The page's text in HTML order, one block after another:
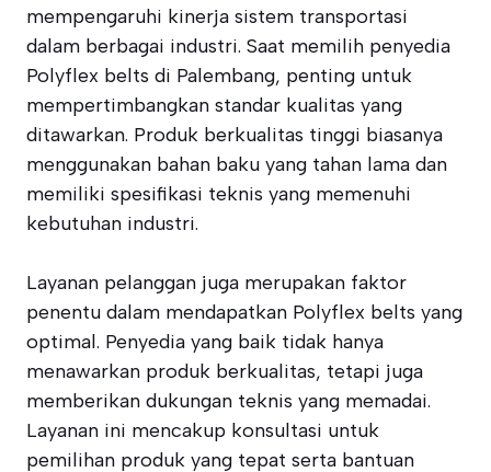
mempengaruhi kinerja sistem transportasi
dalam berbagai industri. Saat memilih penyedia
Polyflex belts di Palembang, penting untuk
mempertimbangkan standar kualitas yang
ditawarkan. Produk berkualitas tinggi biasanya
menggunakan bahan baku yang tahan lama dan
memiliki spesifikasi teknis yang memenuhi
kebutuhan industri.
Layanan pelanggan juga merupakan faktor
penentu dalam mendapatkan Polyflex belts yang
optimal. Penyedia yang baik tidak hanya
menawarkan produk berkualitas, tetapi juga
memberikan dukungan teknis yang memadai.
Layanan ini mencakup konsultasi untuk
pemilihan produk yang tepat serta bantuan